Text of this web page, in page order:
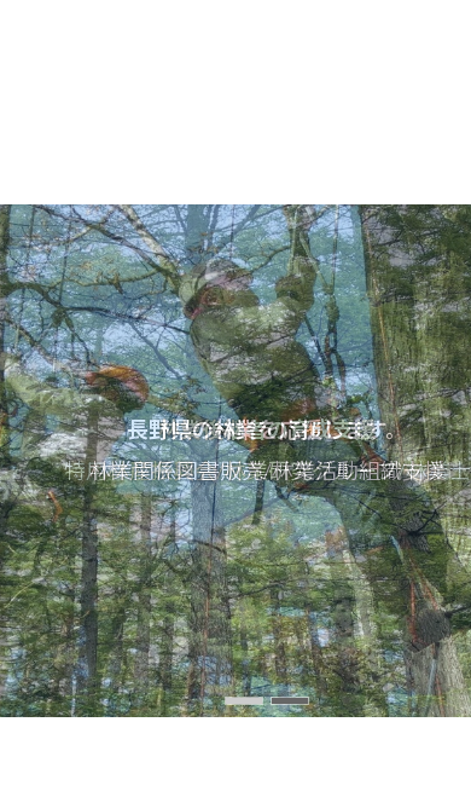
長野県の林業を応援します。
林業関係図書販売/林業活動組織支援
林業後継者の育成支援
特用林産振興会/林業研究グループ/林業士